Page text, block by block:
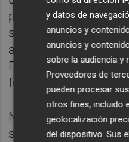
publicó un mensaje
secretario de la
actuación en Iran…
España también
fuerte, you’re doing
No nos olvidamos de
seccions “Qué ha
y datos de
anuncios y
anuncios y
sobre la audiencia y
Proveedores de
pueden procesar
otros fines, incluido
geolocalización
del dispositivo. Sus